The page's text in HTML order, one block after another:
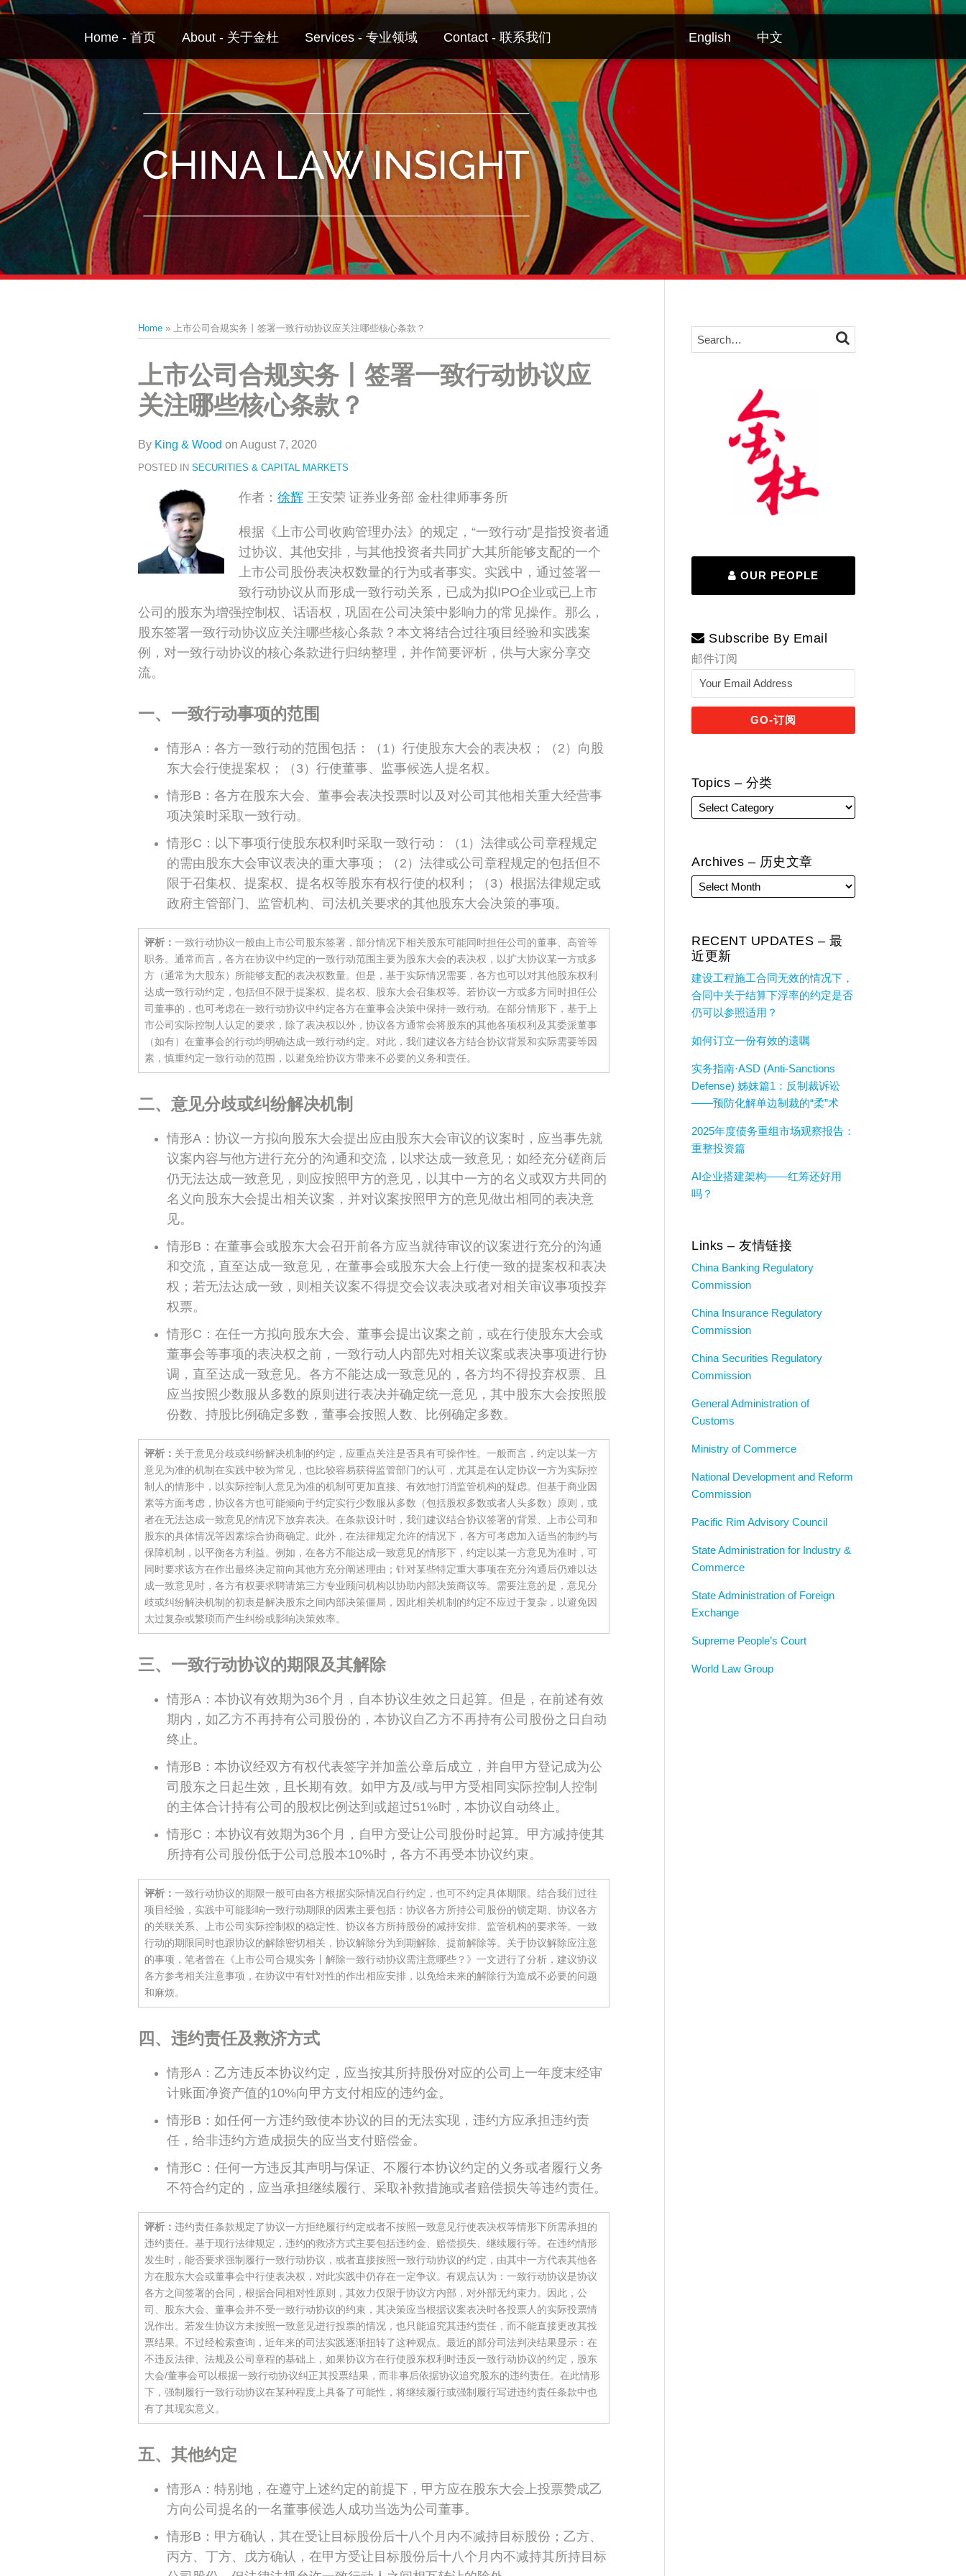
Skip
Home - 首页 About - 关于金杜 Services - 专业领域 Contact - 联系我们 English 中文
Home » 上市公司合规实务丨签署一致行动协议应关注哪些核心条款？
上市公司合规实务丨签署一致行动协议应
关注哪些核心条款？
By King & Wood on August 7, 2020
POSTED IN SECURITIES & CAPITAL MARKETS
作者： 徐辉 王安荣 证券业务部 金杜律师事务所
根据《上市公司收购管理办法》的规定，“一致行动”是指投资者通
过协议、其他安排，与其他投资者共同扩大其所能够支配的一个
上市公司股份表决权数量的行为或者事实。实践中，通过签署一
致行动协议从而形成一致行动关系，已成为拟IPO企业或已上市
公司的股东为增强控制权、话语权，巩固在公司决策中影响力的常见操作。那么，
股东签署一致行动协议应关注哪些核心条款？本文将结合过往项目经验和实践案
例，对一致行动协议的核心条款进行归纳整理，并作简要评析，供与大家分享交
流。
一、一致行动事项的范围
情形A：各方一致行动的范围包括：（1）行使股东大会的表决权；（2）向股
东大会行使提案权；（3）行使董事、监事候选人提名权。
情形B：各方在股东大会、董事会表决投票时以及对公司其他相关重大经营事
项决策时采取一致行动。
情形C：以下事项行使股东权利时采取一致行动：（1）法律或公司章程规定
的需由股东大会审议表决的重大事项；（2）法律或公司章程规定的包括但不
限于召集权、提案权、提名权等股东有权行使的权利；（3）根据法律规定或
政府主管部门、监管机构、司法机关要求的其他股东大会决策的事项。
评析： 一致行动协议一般由上市公司股东签署，部分情况下相关股东可能同时担任公司的董事、高管等
职务。通常而言，各方在协议中约定的一致行动范围主要为股东大会的表决权，以扩大协议某一方或多
方（通常为大股东）所能够支配的表决权数量。但是，基于实际情况需要，各方也可以对其他股东权利
达成一致行动约定，包括但不限于提案权、提名权、股东大会召集权等。若协议一方或多方同时担任公
司董事的，也可考虑在一致行动协议中约定各方在董事会决策中保持一致行动。在部分情形下，基于上
市公司实际控制人认定的要求，除了表决权以外，协议各方通常会将股东的其他各项权利及其委派董事
（如有）在董事会的行动均明确达成一致行动约定。对此，我们建议各方结合协议背景和实际需要等因
素，慎重约定一致行动的范围，以避免给协议方带来不必要的义务和责任。
二、意见分歧或纠纷解决机制
情形A：协议一方拟向股东大会提出应由股东大会审议的议案时，应当事先就
议案内容与他方进行充分的沟通和交流，以求达成一致意见；如经充分磋商后
仍无法达成一致意见，则应按照甲方的意见，以其中一方的名义或双方共同的
名义向股东大会提出相关议案，并对议案按照甲方的意见做出相同的表决意
见。
情形B：在董事会或股东大会召开前各方应当就待审议的议案进行充分的沟通
和交流，直至达成一致意见，在董事会或股东大会上行使一致的提案权和表决
权；若无法达成一致，则相关议案不得提交会议表决或者对相关审议事项投弃
权票。
情形C：在任一方拟向股东大会、董事会提出议案之前，或在行使股东大会或
董事会等事项的表决权之前，一致行动人内部先对相关议案或表决事项进行协
调，直至达成一致意见。各方不能达成一致意见的，各方均不得投弃权票、且
应当按照少数服从多数的原则进行表决并确定统一意见，其中股东大会按照股
份数、持股比例确定多数，董事会按照人数、比例确定多数。
评析： 关于意见分歧或纠纷解决机制的约定，应重点关注是否具有可操作性。一般而言，约定以某一方
意见为准的机制在实践中较为常见，也比较容易获得监管部门的认可，尤其是在认定协议一方为实际控
制人的情形中，以实际控制人意见为准的机制可更加直接、有效地打消监管机构的疑虑。但基于商业因
素等方面考虑，协议各方也可能倾向于约定实行少数服从多数（包括股权多数或者人头多数）原则，或
者在无法达成一致意见的情况下放弃表决。在条款设计时，我们建议结合协议签署的背景、上市公司和
股东的具体情况等因素综合协商确定。此外，在法律规定允许的情况下，各方可考虑加入适当的制约与
保障机制，以平衡各方利益。例如，在各方不能达成一致意见的情形下，约定以某一方意见为准时，可
同时要求该方在作出最终决定前向其他方充分阐述理由；针对某些特定重大事项在充分沟通后仍难以达
成一致意见时，各方有权要求聘请第三方专业顾问机构以协助内部决策商议等。需要注意的是，意见分
歧或纠纷解决机制的初衷是解决股东之间内部决策僵局，因此相关机制的约定不应过于复杂，以避免因
太过复杂或繁琐而产生纠纷或影响决策效率。
三、一致行动协议的期限及其解除
情形A：本协议有效期为36个月，自本协议生效之日起算。但是，在前述有效
期内，如乙方不再持有公司股份的，本协议自乙方不再持有公司股份之日自动
终止。
情形B：本协议经双方有权代表签字并加盖公章后成立，并自甲方登记成为公
司股东之日起生效，且长期有效。如甲方及/或与甲方受相同实际控制人控制
的主体合计持有公司的股权比例达到或超过51%时，本协议自动终止。
情形C：本协议有效期为36个月，自甲方受让公司股份时起算。甲方减持使其
所持有公司股份低于公司总股本10%时，各方不再受本协议约束。
评析： 一致行动协议的期限一般可由各方根据实际情况自行约定，也可不约定具体期限。结合我们过往
项目经验，实践中可能影响一致行动期限的因素主要包括：协议各方所持公司股份的锁定期、协议各方
的关联关系、上市公司实际控制权的稳定性、协议各方所持股份的减持安排、监管机构的要求等。一致
行动的期限同时也跟协议的解除密切相关，协议解除分为到期解除、提前解除等。关于协议解除应注意
的事项，笔者曾在《上市公司合规实务丨解除一致行动协议需注意哪些？》一文进行了分析，建议协议
各方参考相关注意事项，在协议中有针对性的作出相应安排，以免给未来的解除行为造成不必要的问题
和麻烦。
四、违约责任及救济方式
情形A：乙方违反本协议约定，应当按其所持股份对应的公司上一年度末经审
计账面净资产值的10%向甲方支付相应的违约金。
情形B：如任何一方违约致使本协议的目的无法实现，违约方应承担违约责
任，给非违约方造成损失的应当支付赔偿金。
情形C：任何一方违反其声明与保证、不履行本协议约定的义务或者履行义务
不符合约定的，应当承担继续履行、采取补救措施或者赔偿损失等违约责任。
评析： 违约责任条款规定了协议一方拒绝履行约定或者不按照一致意见行使表决权等情形下所需承担的
违约责任。基于现行法律规定，违约的救济方式主要包括违约金、赔偿损失、继续履行等。在违约情形
发生时，能否要求强制履行一致行动协议，或者直接按照一致行动协议的约定，由其中一方代表其他各
方在股东大会或董事会中行使表决权，对此实践中仍存在一定争议。有观点认为：一致行动协议是协议
各方之间签署的合同，根据合同相对性原则，其效力仅限于协议方内部，对外部无约束力。因此，公
司、股东大会、董事会并不受一致行动协议的约束，其决策应当根据议案表决时各投票人的实际投票情
况作出。若发生协议方未按照一致意见进行投票的情况，也只能追究其违约责任，而不能直接更改其投
票结果。不过经检索查询，近年来的司法实践逐渐扭转了这种观点。最近的部分司法判决结果显示：在
不违反法律、法规及公司章程的基础上，如果协议方在行使股东权利时违反一致行动协议的约定，股东
大会/董事会可以根据一致行动协议纠正其投票结果，而非事后依据协议追究股东的违约责任。在此情形
下，强制履行一致行动协议在某种程度上具备了可能性，将继续履行或强制履行写进违约责任条款中也
有了其现实意义。
五、其他约定
情形A：特别地，在遵守上述约定的前提下，甲方应在股东大会上投票赞成乙
方向公司提名的一名董事候选人成功当选为公司董事。
情形B：甲方确认，其在受让目标股份后十八个月内不减持目标股份；乙方、
丙方、丁方、戊方确认，在甲方受让目标股份后十八个月内不减持其所持目标
Print:
Email
this
post
Tweet
this
post
Like
this
post
Share
this
post
LinkedIn
Search… SEARCH
OUR PEOPLE
Subscribe By Email
邮件订阅
Topics – 分类
Archives – 历史文章
RECENT UPDATES – 最
近更新
建设工程施工合同无效的情况下，
合同中关于结算下浮率的约定是否
仍可以参照适用？
如何订立一份有效的遗嘱
实务指南·ASD (Anti-Sanctions
Defense) 姊妹篇1：反制裁诉讼
——预防化解单边制裁的“柔”术
2025年度债务重组市场观察报告：
重整投资篇
AI企业搭建架构——红筹还好用
吗？
Links – 友情链接
China Banking Regulatory
Commission
China Insurance Regulatory
Commission
China Securities Regulatory
Commission
General Administration of
Customs
Ministry of Commerce
National Development and Reform
Commission
Pacific Rim Advisory Council
State Administration for Industry &
Commerce
State Administration of Foreign
Exchange
Supreme People’s Court
World Law Group